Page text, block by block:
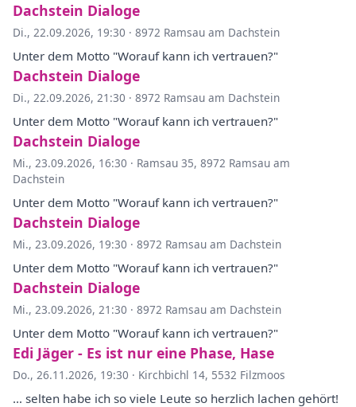
Dachstein Dialoge
Di., 22.09.2026, 19:30 · 8972 Ramsau am Dachstein
Unter dem Motto "Worauf kann ich vertrauen?"
Dachstein Dialoge
Di., 22.09.2026, 21:30 · 8972 Ramsau am Dachstein
Unter dem Motto "Worauf kann ich vertrauen?"
Dachstein Dialoge
Mi., 23.09.2026, 16:30 · Ramsau 35, 8972 Ramsau am
Dachstein
Unter dem Motto "Worauf kann ich vertrauen?"
Dachstein Dialoge
Mi., 23.09.2026, 19:30 · 8972 Ramsau am Dachstein
Unter dem Motto "Worauf kann ich vertrauen?"
Dachstein Dialoge
Mi., 23.09.2026, 21:30 · 8972 Ramsau am Dachstein
Unter dem Motto "Worauf kann ich vertrauen?"
Edi Jäger - Es ist nur eine Phase, Hase
Do., 26.11.2026, 19:30 · Kirchbichl 14, 5532 Filzmoos
… selten habe ich so viele Leute so herzlich lachen gehört!